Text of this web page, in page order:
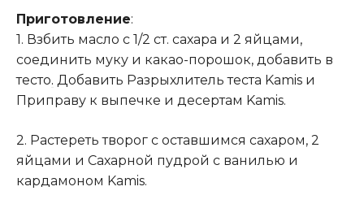
Приготовление:
1. Взбить масло с 1/2 ст. сахара и 2 яйцами,
соединить муку и какао-порошок, добавить в
тесто. Добавить Разрыхлитель теста Kamis и
Приправу к выпечке и десертам Kamis.
2. Растереть творог с оставшимся сахаром, 2
яйцами и Сахарной пудрой с ванилью и
кардамоном Kamis.